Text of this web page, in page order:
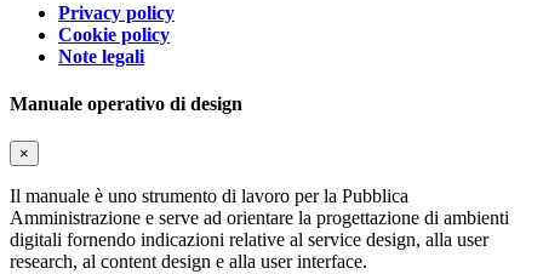
Privacy policy
Cookie policy
Note legali
Manuale operativo di design
×
Il manuale è uno strumento di lavoro per la Pubblica
Amministrazione e serve ad orientare la progettazione di ambienti
digitali fornendo indicazioni relative al service design, alla user
research, al content design e alla user interface.